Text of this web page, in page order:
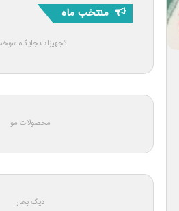
منتخب ماه
تجهیزات جایگاه
محصولات مو
دیگ بخار